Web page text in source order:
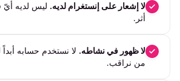
لا إشعار على إنستغرام لديه. ليس لديه أيّ
أثر.
لا ظهور في نشاطه. لا نستخدم حسابه
من نراقب.